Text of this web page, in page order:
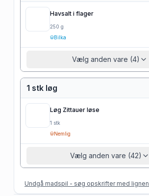
Havsalt i flager
250 g
Bilka
Vælg anden vare (4)
1 stk løg
Løg Zittauer løse
1 stk
Nemlig
Vælg anden vare (42)
Undgå madspil - søg opskrifter med